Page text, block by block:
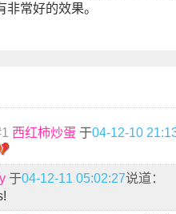
非常好的效果。
西红柿炒蛋 于04-12-10
于04-12-11 05:02:27说道：